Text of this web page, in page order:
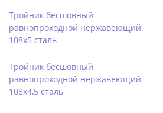
Тройник бесшовный
равнопроходной нержавеющий
108х5 сталь
Тройник бесшовный
равнопроходной нержавеющий
108х4,5 сталь